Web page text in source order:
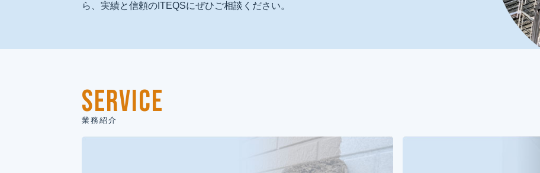
ら、実績と信頼のITEQSにぜひご相談ください。
SERVICE
業務紹介